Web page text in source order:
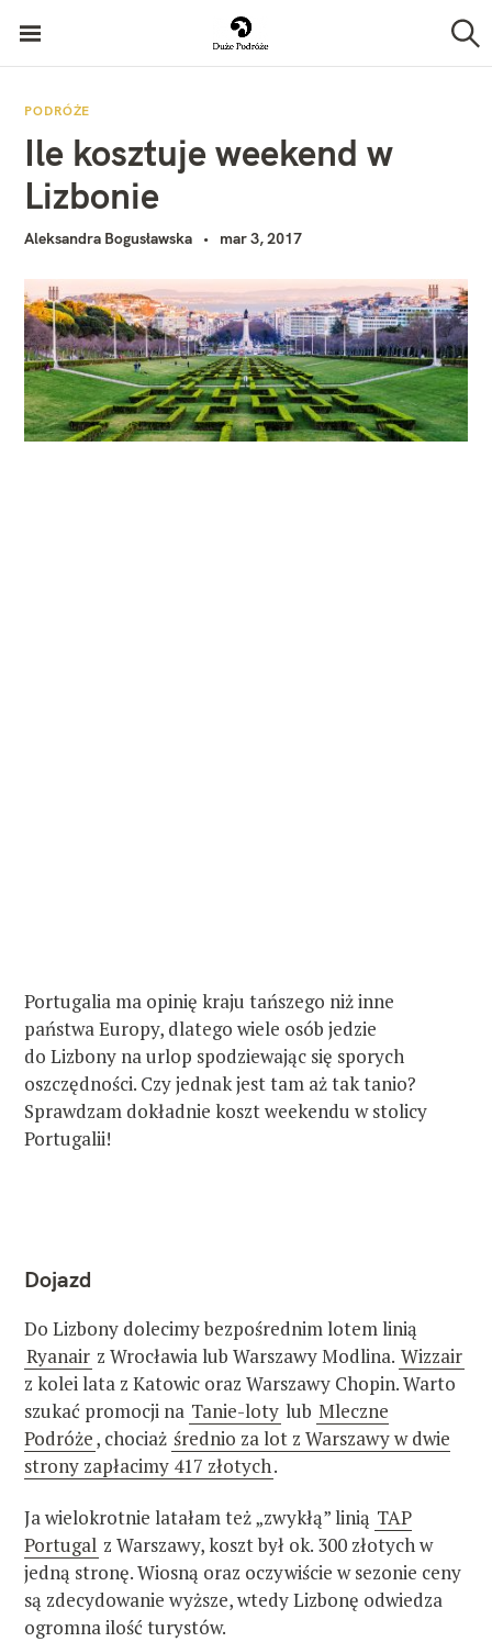
z
PODRÓŻE
Ile kosztuje weekend w
Lizbonie
Aleksandra Bogusławska mar 3, 2017
Portugalia ma opinię kraju tańszego niż inne
państwa Europy, dlatego wiele osób jedzie
do Lizbony na urlop spodziewając się sporych
oszczędności. Czy jednak jest tam aż tak tanio?
Sprawdzam dokładnie koszt weekendu w stolicy
Portugalii!
Dojazd
Do Lizbony dolecimy bezpośrednim lotem linią
Ryanair z Wrocławia lub Warszawy Modlina. Wizzair
z kolei lata z Katowic oraz Warszawy Chopin. Warto
szukać promocji na Tanie-loty lub Mleczne
Podróże, chociaż średnio za lot z Warszawy w dwie
strony zapłacimy 417 złotych.
Ja wielokrotnie latałam też „zwykłą” linią TAP
Portugal z Warszawy, koszt był ok. 300 złotych w
jedną stronę. Wiosną oraz oczywiście w sezonie ceny
są zdecydowanie wyższe, wtedy Lizbonę odwiedza
ogromna ilość turystów.